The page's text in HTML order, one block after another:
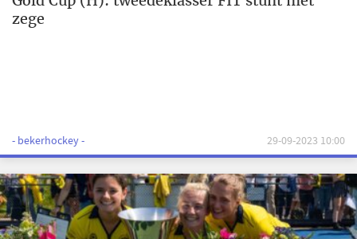
zege
- bekerhockey - 29-09-2023 10:00